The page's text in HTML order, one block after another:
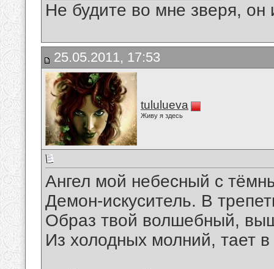
Не будите во мне зверя, он
25.05.2011, 17:53
tululueva
Живу я здесь
Ангел мой небесный с
Демон-искуситель. В
Образ твой волшебный,
Из холодных молний, тает в